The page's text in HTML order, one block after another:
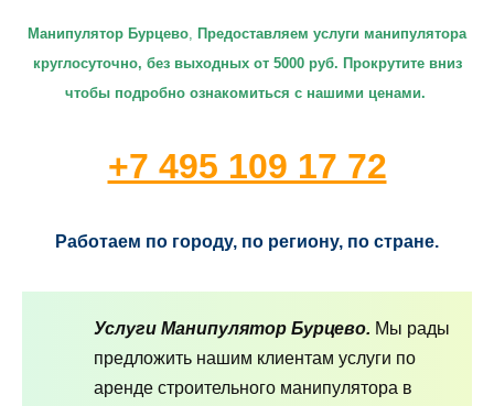
Манипулятор Бурцево, Предоставляем услуги манипулятора
круглосуточно, без выходных от 5000 руб. Прокрутите вниз
чтобы подробно ознакомиться с нашими ценами.
+7 495 109 17 72
Работаем по городу, по региону, по стране.
Услуги Манипулятор Бурцево. Мы рады
предложить нашим клиентам услуги по
аренде строительного манипулятора в